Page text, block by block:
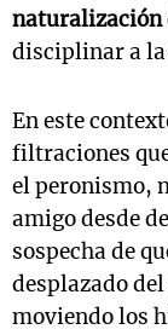
naturalización
disciplinar a la
En este
filtraciones
el peronismo,
amigo desde
sospecha de
desplazado
moviendo los